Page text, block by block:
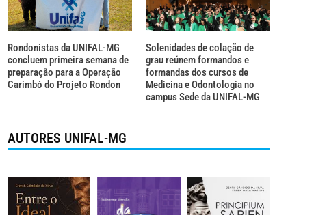
Rondonistas da UNIFAL-MG
concluem primeira semana de
preparação para a Operação
Carimbó do Projeto Rondon
Solenidades de colação de
grau reúnem formandos e
formandas dos cursos de
Medicina e Odontologia no
campus Sede da UNIFAL-MG
AUTORES UNIFAL-MG